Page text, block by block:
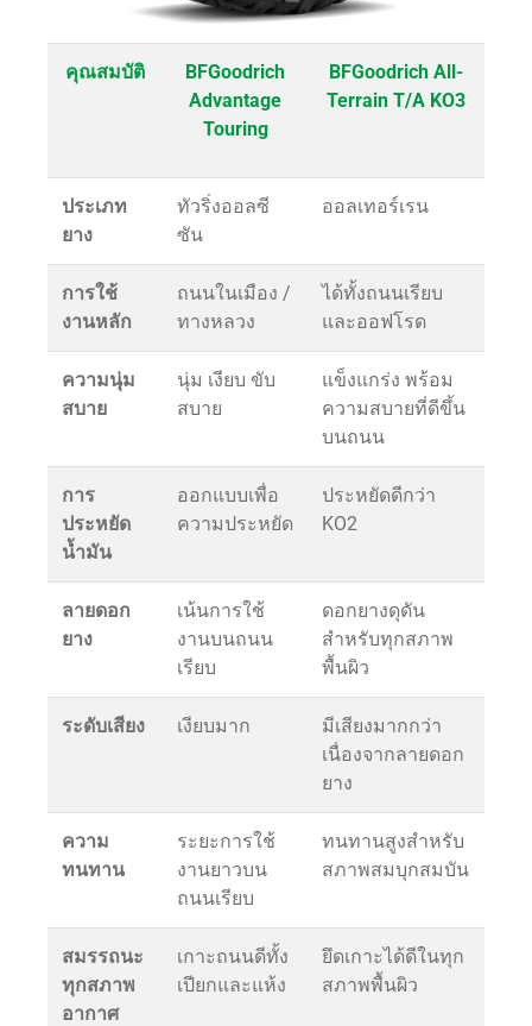
คุณสมบัติ
BFGoodrich
Advantage
Touring
BFGoodrich All-
Terrain T/A KO3
ประเภท
ยาง
ทัวริ่งออลซี
ซัน
ออลเทอร์เรน
การใช้
งานหลัก
ถนนในเมือง /
ทางหลวง
ได้ทั้งถนนเรียบ
และออฟโรด
ความนุ่ม
สบาย
นุ่ม เงียบ ขับ
สบาย
แข็งแกร่ง พร้อม
ความสบายที่ดีขึ้น
บนถนน
การ
ประหยัด
น้ำมัน
ออกแบบเพื่อ
ความประหยัด
ประหยัดดีกว่า
KO2
ลายดอก
ยาง
เน้นการใช้
งานบนถนน
เรียบ
ดอกยางดุดัน
สำหรับทุกสภาพ
พื้นผิว
ระดับเสียง เงียบมาก
มีเสียงมากกว่า
เนื่องจากลายดอก
ยาง
ความ
ทนทาน
ระยะการใช้
งานยาวบน
ถนนเรียบ
ทนทานสูงสำหรับ
สภาพสมบุกสมบัน
สมรรถนะ
ทุกสภาพ
อากาศ
เกาะถนนดีทั้ง
เปียกและแห้ง
ยึดเกาะได้ดีในทุก
สภาพพื้นผิว